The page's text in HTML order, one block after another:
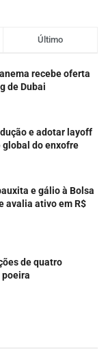
Último
recebe oferta
de Dubai
e adotar layoff
global do enxofre
e gálio à Bolsa
avalia ativo em R$
de quatro
poeira